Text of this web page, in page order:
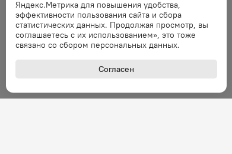
Яндекс.Метрика для повышения удобства,
эффективности пользования сайта и сбора
статистических данных. Продолжая просмотр, вы
соглашаетесь с их использованием», это тоже
связано со сбором персональных данных.
Согласен